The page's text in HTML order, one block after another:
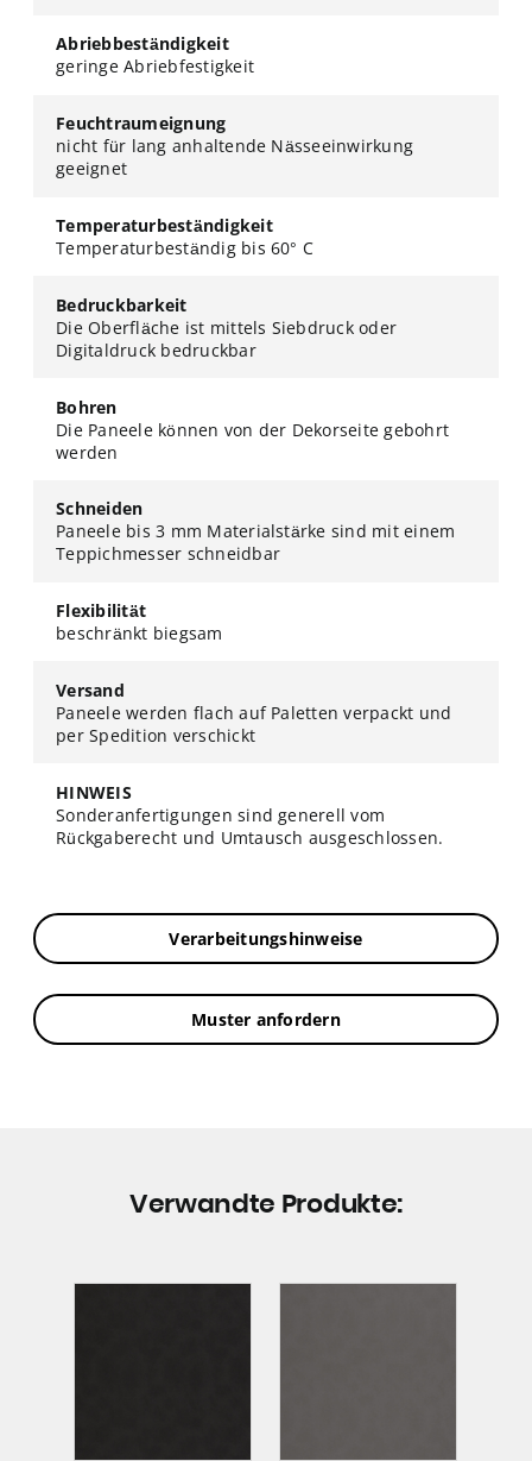
Abriebbeständigkeit
geringe Abriebfestigkeit
Feuchtraumeignung
nicht für lang anhaltende Nässeeinwirkung
geeignet
Temperaturbeständigkeit
Temperaturbeständig bis 60° C
Bedruckbarkeit
Die Oberfläche ist mittels Siebdruck oder
Digitaldruck bedruckbar
Bohren
Die Paneele können von der Dekorseite gebohrt
werden
Schneiden
Paneele bis 3 mm Materialstärke sind mit einem
Teppichmesser schneidbar
Flexibilität
beschränkt biegsam
Versand
Paneele werden flach auf Paletten verpackt und
per Spedition verschickt
HINWEIS
Sonderanfertigungen sind generell vom
Rückgaberecht und Umtausch ausgeschlossen.
Verarbeitungshinweise
Muster anfordern
Verwandte Produkte: